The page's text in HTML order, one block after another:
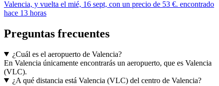
Valencia, y vuelta el mié, 16 sept, con un precio de 53 €. encontrado
hace 13 horas
Preguntas frecuentes
¿Cuál es el aeropuerto de Valencia?
En Valencia únicamente encontrarás un aeropuerto, que es Valencia
(VLC).
¿A qué distancia está Valencia (VLC) del centro de Valencia?